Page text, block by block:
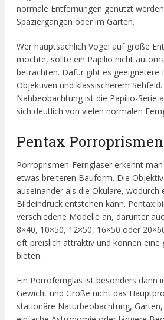
normale Entfernungen genutzt
Spaziergängen oder im Garten.
Wer hauptsächlich Vögel auf große
möchte, sollte ein Papilio nicht
betrachten. Dafür gibt es geeignetere
Objektiven und klassischerem
Nahbeobachtung ist die Papilio-Serie
sich deutlich von vielen normalen
Pentax
Porroprismen-Ferngläser erkennt
etwas breiteren Bauform. Die
auseinander als die Okulare, wodurch
Bildeindruck entstehen kann. Pentax
verschiedene Modelle an, darunter
8×40, 10×50, 12×50, 16×50 oder
oft preislich attraktiv und können eine
bieten.
Ein Porrofernglas ist besonders dann
Gewicht und Größe nicht das
stationäre Naturbeobachtung,